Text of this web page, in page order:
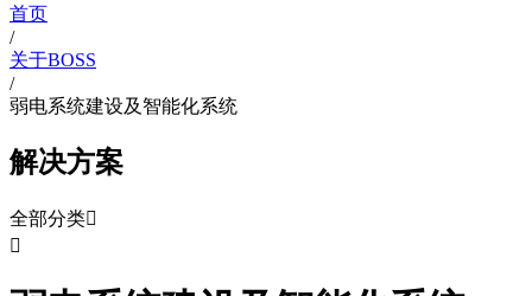
首页
/
关于BOSS
/
弱电系统建设及智能化系统
解决方案
全部分类
